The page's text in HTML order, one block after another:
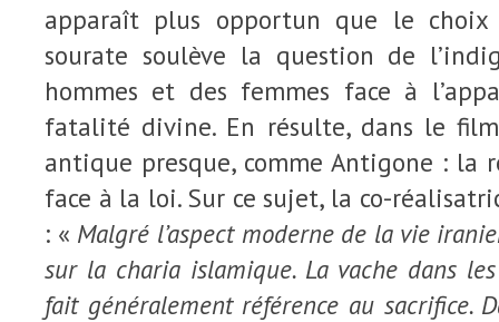
apparaît plus opportun que le
sourate soulève la question de
hommes et des femmes face à
fatalité divine. En résulte, dans le
antique presque, comme Antigone : la
face à la loi. Sur ce sujet, la co-
: « Malgré l’aspect moderne de la vie
sur la charia islamique. La vache dans
fait généralement référence au sacrifice.